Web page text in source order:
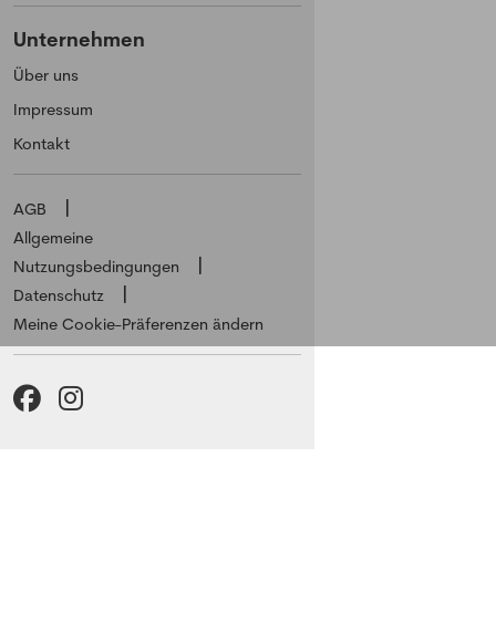
Unternehmen
Über uns
Impressum
Kontakt
AGB
Allgemeine
Nutzungsbedingungen
Datenschutz
Meine Cookie-Präferenzen ändern